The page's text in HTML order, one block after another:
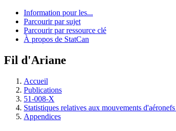
Information pour les...
Parcourir par sujet
Parcourir par ressource clé
À propos de StatCan
Fil d'Ariane
Accueil
Publications
51-008-X
Statistiques relatives aux mouvements
Appendices